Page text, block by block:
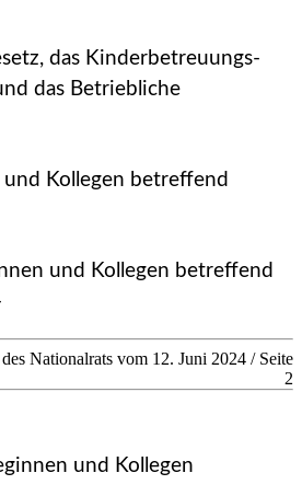
das Kinderbetreuungs­
das Betriebliche
und Kollegen betreffend
und Kollegen betreffend
Nationalrats vom 12. Juni 2024 / Seite
2
und Kollegen